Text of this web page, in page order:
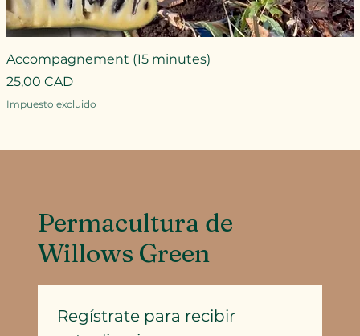
Accompagnement (15 minutes)
Precio
25,00 CAD
Impuesto excluido
Permacultura de
Willows Green
Regístrate para recibir